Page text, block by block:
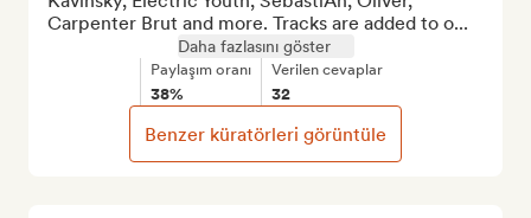
Carpenter Brut and more. Tracks are added to o...
Daha fazlasını göster
Paylaşım oranı
38%
Verilen cevaplar
32
Benzer küratörleri görüntüle